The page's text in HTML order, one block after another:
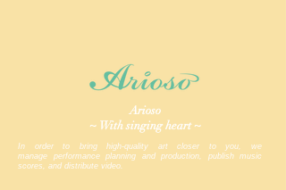
Arioso
~ With singing heart ~
In order to bring high-quality art closer to you, we
manage performance planning and production, publish music
scores, and distribute video.